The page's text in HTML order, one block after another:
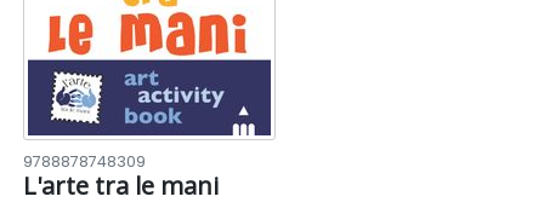
9788878748309
L'arte tra le mani